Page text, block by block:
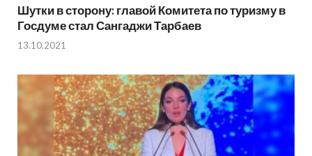
Шутки в сторону: главой Комитета по туризму в
Госдуме стал Сангаджи Тарбаев
13.10.2021